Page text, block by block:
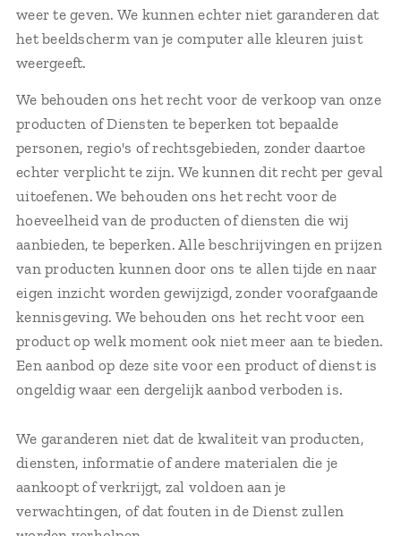
weer te geven. We kunnen echter niet garanderen dat
het beeldscherm van je computer alle kleuren juist
weergeeft.
We behouden ons het recht voor de verkoop van onze
producten of Diensten te beperken tot bepaalde
personen, regio's of rechtsgebieden, zonder daartoe
echter verplicht te zijn. We kunnen dit recht per geval
uitoefenen. We behouden ons het recht voor de
hoeveelheid van de producten of diensten die wij
aanbieden, te beperken. Alle beschrijvingen en prijzen
van producten kunnen door ons te allen tijde en naar
eigen inzicht worden gewijzigd, zonder voorafgaande
kennisgeving. We behouden ons het recht voor een
product op welk moment ook niet meer aan te bieden.
Een aanbod op deze site voor een product of dienst is
ongeldig waar een dergelijk aanbod verboden is.
We garanderen niet dat de kwaliteit van producten,
diensten, informatie of andere materialen die je
aankoopt of verkrijgt, zal voldoen aan je
verwachtingen, of dat fouten in de Dienst zullen